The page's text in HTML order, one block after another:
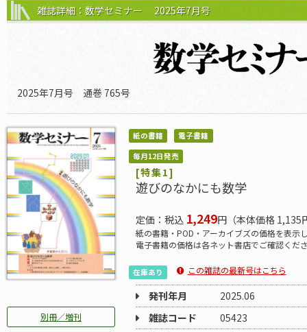
雑誌詳細：数学セミナー 2025年7月号
2025年7月号 通巻 765号
別冊／増刊
紙の書籍
電子書籍
毎月12日発売
[特集1]
遊びのなかにも数学
定価：税込 1,249円（本体価格 1,135
紙の書籍・POD・アーカイブズの価格を表示
電子書籍の価格は各ネット書店でご確認くだ
在庫あり この雑誌の最新号はこちら
発刊年月
2025.06
雑誌コード
05423